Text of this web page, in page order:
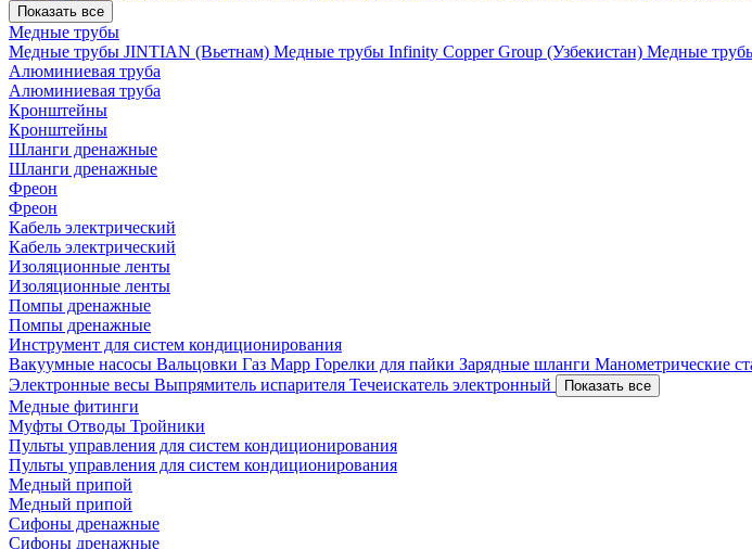
Показать все
Медные трубы
Медные трубы JINTIAN (Вьетнам) Медные трубы Infinity Copper Group (Узбекистан) Медные
Алюминиевая труба
Алюминиевая труба
Кронштейны
Кронштейны
Шланги дренажные
Шланги дренажные
Фреон
Фреон
Кабель электрический
Кабель электрический
Изоляционные ленты
Изоляционные ленты
Помпы дренажные
Помпы дренажные
Инструмент для систем кондиционирования
Вакуумные насосы Вальцовки Газ Mapp Горелки для пайки Зарядные шланги Манометрические
Электронные весы Выпрямитель испарителя Течеискатель электронный Показать все
Медные фитинги
Муфты Отводы Тройники
Пульты управления для систем кондиционирования
Пульты управления для систем кондиционирования
Медный припой
Медный припой
Сифоны дренажные
Сифоны дренажные